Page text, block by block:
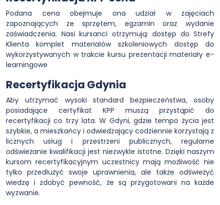
Podana cena obejmuje ona udział w zajęciach
zapoznających ze sprzętem, egzamin oraz wydanie
zaświadczenia. Nasi kursanci otrzymują: dostęp do Strefy
Klienta komplet materiałów szkoleniowych dostęp do
wykorzystywanych w trakcie kursu prezentacji materiały e-
learningowe
Recertyfikacja Gdynia
Aby utrzymać wysoki standard bezpieczeństwa, osoby
posiadające certyfikat KPP muszą przystąpić do
recertyfikacji co trzy lata. W Gdyni, gdzie tempo życia jest
szybkie, a mieszkańcy i odwiedzający codziennie korzystają z
licznych usług i przestrzeni publicznych, regularne
odświeżanie kwalifikacji jest niezwykle istotne. Dzięki naszym
kursom recertyfikacyjnym uczestnicy mają możliwość nie
tylko przedłużyć swoje uprawnienia, ale także odświeżyć
wiedzę i zdobyć pewność, że są przygotowani na każde
wyzwanie.